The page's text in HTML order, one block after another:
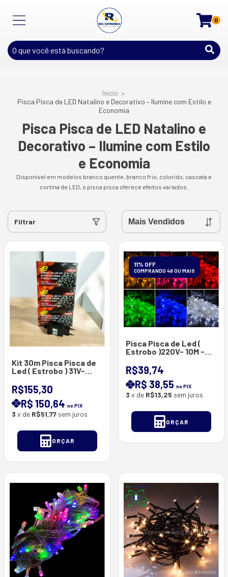
0
Início >
Pisca Pisca de LED Natalino e Decorativo – Ilumine com Estilo e
Economia
Pisca Pisca de LED Natalino e
Decorativo – Ilumine com Estilo
e Economia
Disponível em modelos branco quente, branco frio, colorido, cascata e
cortina de LED, o pisca pisca oferece efeitos variados.
Filtrar
Kit 30m Pisca Pisca de
Led ( Estrobo ) 31V-
Lâmpadas De Led / 10 m
( Fio Verde ) `a Prova
d'agua
R$155,30
R$ 150,64no PIX
3 x de R$51,77 sem juros
ORÇAR
11% OFF
COMPRANDO 48 OU MAIS
Pisca Pisca de Led (
Estrobo )220V- 10M -
Fio Na cor do Led ) `a
Prova d'agua
R$39,74
R$ 38,55no PIX
3 x de R$13,25 sem juros
ORÇAR